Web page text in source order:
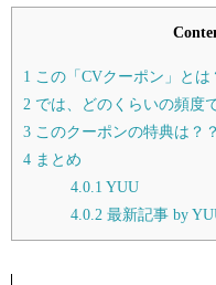
1 この「CVクーポン」とは
2 では、どのくらいの頻度
3 このクーポンの特典は？
4 まとめ
4.0.1 YUU
4.0.2最新記事 by